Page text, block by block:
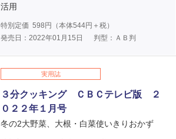
活用
特別定価 598 円（本体544円＋税）
発売日：2022年01月15日
判型：ＡＢ判
実用誌
３分クッキング ＣＢＣテレビ版 ２
０２２年１月号
冬の2大野菜、大根・白菜使いきりおかず